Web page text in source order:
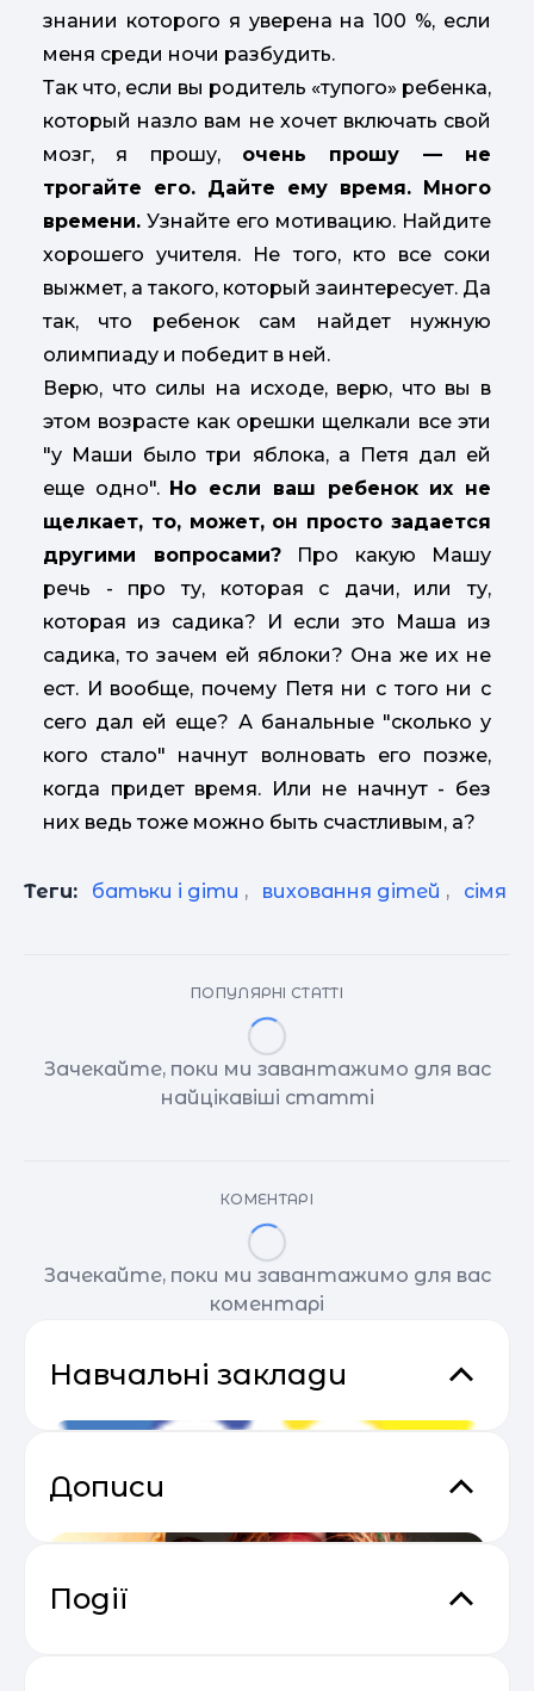
знании которого я уверена на 100 %, если
меня среди ночи разбудить.
Так что, если вы родитель «тупого» ребенка,
который назло вам не хочет включать свой
мозг, я прошу, очень прошу — не
трогайте его. Дайте ему время. Много
времени. Узнайте его мотивацию. Найдите
хорошего учителя. Не того, кто все соки
выжмет, а такого, который заинтересует. Да
так, что ребенок сам найдет нужную
олимпиаду и победит в ней.
Верю, что силы на исходе, верю, что вы в
этом возрасте как орешки щелкали все эти
"у Маши было три яблока, а Петя дал ей
еще одно". Но если ваш ребенок их не
щелкает, то, может, он просто задается
другими вопросами?Про какую Машу
речь - про ту, которая с дачи, или ту,
которая из садика? И если это Маша из
садика, то зачем ей яблоки? Она же их не
ест. И вообще, почему Петя ни с того ни с
сего дал ей еще? А банальные "сколько у
кого стало" начнут волновать его позже,
когда придет время. Или не начнут - без
них ведь тоже можно быть счастливым, а?
Теги: батьки і діти , виховання дітей , сімя
ПОПУЛЯРНІ СТАТТІ
Зачекайте, поки ми завантажимо для вас
найцікавіші статті
КОМЕНТАРІ
Зачекайте, поки ми завантажимо для вас
коментарі
Навчальні заклади
Дописи
Події